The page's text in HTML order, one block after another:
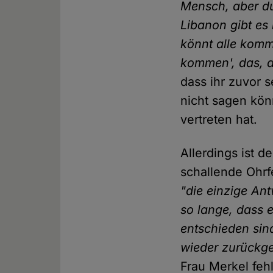
Mensch, aber
Libanon gibt es
könnt alle
kommen', das,
dass ihr zuvor
nicht sagen
vertreten hat.
Allerdings ist
schallende
"die einzige
so lange, dass
entschieden
wieder
Frau Merkel